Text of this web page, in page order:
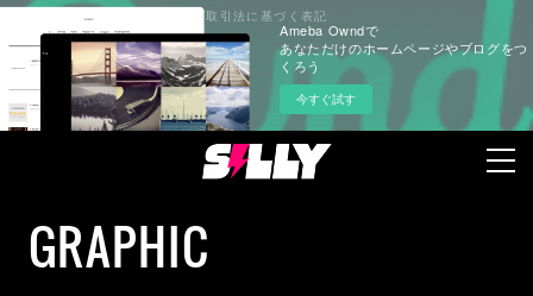
Ameba Owndで
あなただけのホームページやブログをつ
くろう
今すぐ試す
GRAPHIC
プライバシーポリシー 特定商取引法に基づく表記